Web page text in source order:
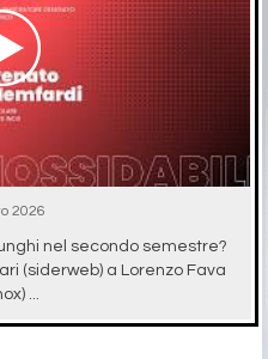
2026
nel secondo semestre?
(siderweb) a Lorenzo Fava
...